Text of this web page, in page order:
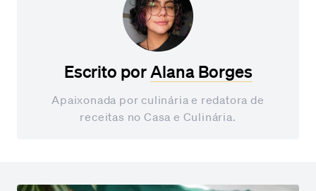
Escrito porAlana Borges
Apaixonada por culinária e redatora de
receitas no Casa e Culinária.